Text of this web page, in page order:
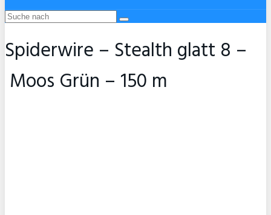
Spiderwire – Stealth glatt 8 –
Moos Grün – 150 m